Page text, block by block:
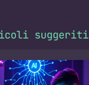
suggeriti